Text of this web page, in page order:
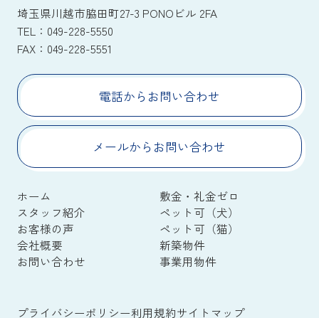
埼玉県川越市脇田町27-3 PONOビル 2FA
TEL： 049-228-5550
FAX： 049-228-5551
電話からお問い合わせ
メールからお問い合わせ
ホーム
敷金・礼金ゼロ
スタッフ紹介
ペット可（犬）
お客様の声
ペット可（猫）
会社概要
新築物件
お問い合わせ
事業用物件
プライバシーポリシー利用規約サイトマップ